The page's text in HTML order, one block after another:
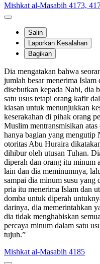
Mishkat al-Masabih 4173,
Salin
Laporkan Kesalahan
Bagikan
Dia mengatakan bahwa
jumlah besar menerima
disebutkan kepada Nabi, dia
satu usus tetapi orang kafir
kiasan untuk menunjukkan
keserakahan di pihak orang
Muslim mentransmisikan
hanya bagian yang mengutip
otoritas Abu Huraira
dihibur oleh utusan Tuhan.
diperah dan orang itu minum
lain dan dia meminumnya,
sampai dia minum susu
pria itu menerima Islam dan
domba untuk diperah
darinya, dia memerintahkan
dia tidak menghabiskan
percaya minum dalam satu
tujuh.”
Mishkat al-Masabih 4185